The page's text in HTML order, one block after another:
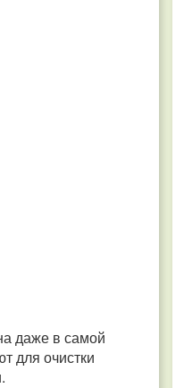
даже в самой
для очистки